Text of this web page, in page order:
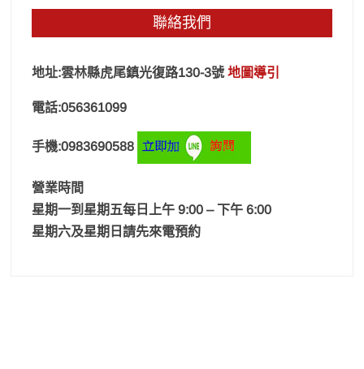
聯絡我們
地址:雲林縣虎尾鎮光復路130-3號地圖導引
電話:056361099
手機:0983690588
營業時間
星期一到星期五每日上午 9:00 – 下午 6:00
星期六及星期日請先來電預約